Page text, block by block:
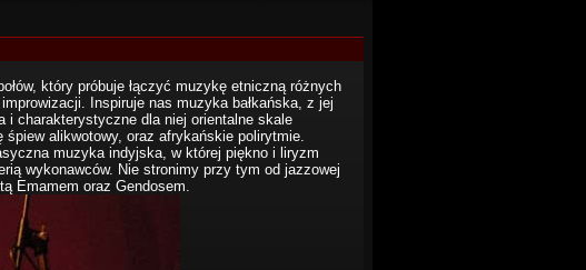
który próbuje łączyć muzykę etniczną różnych
Inspiruje nas muzyka bałkańska, z jej
i charakterystyczne dla niej orientalne skale
alikwotowy, oraz afrykańskie polirytmie.
muzyka indyjska, w której piękno i liryzm
wykonawców. Nie stronimy przy tym od jazzowej
Emamem oraz Gendosem.